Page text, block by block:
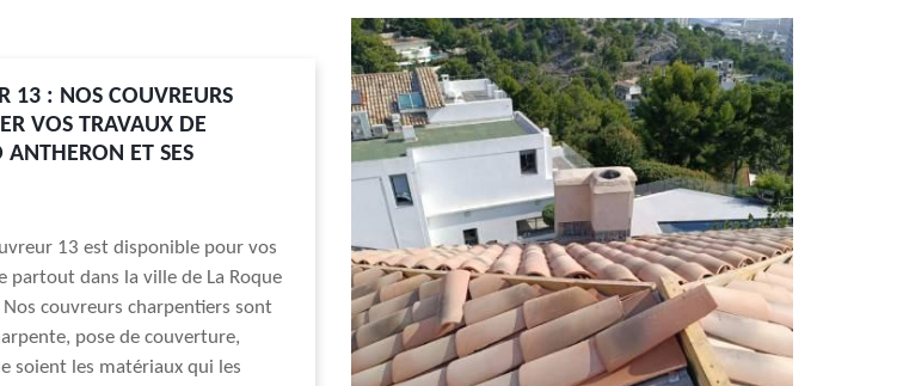
13 : NOS COUVREURS
VOS TRAVAUX DE
ET SES
13 est disponible pour vos
dans la ville de La Roque
couvreurs charpentiers sont
pose de couverture,
soient les matériaux qui les